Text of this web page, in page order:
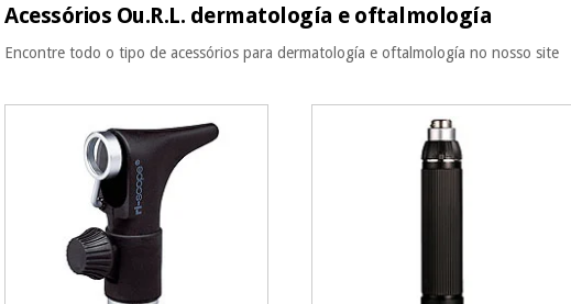
Acessórios Ou.R.L. dermatología e oftalmología
Encontre todo o tipo de acessórios para dermatología e oftalmología no nosso site